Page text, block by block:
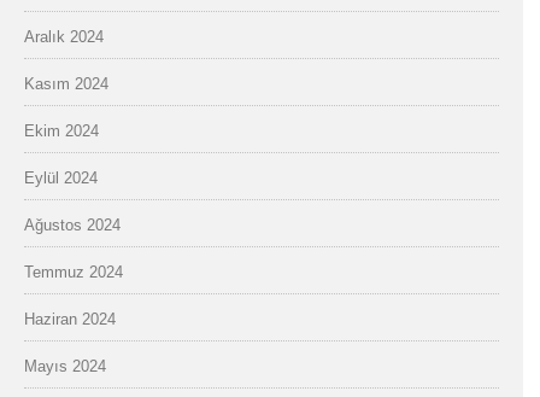
Aralık 2024
Kasım 2024
Ekim 2024
Eylül 2024
Ağustos 2024
Temmuz 2024
Haziran 2024
Mayıs 2024